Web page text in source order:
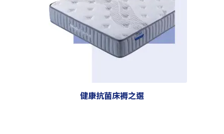
健康抗菌床褥之選